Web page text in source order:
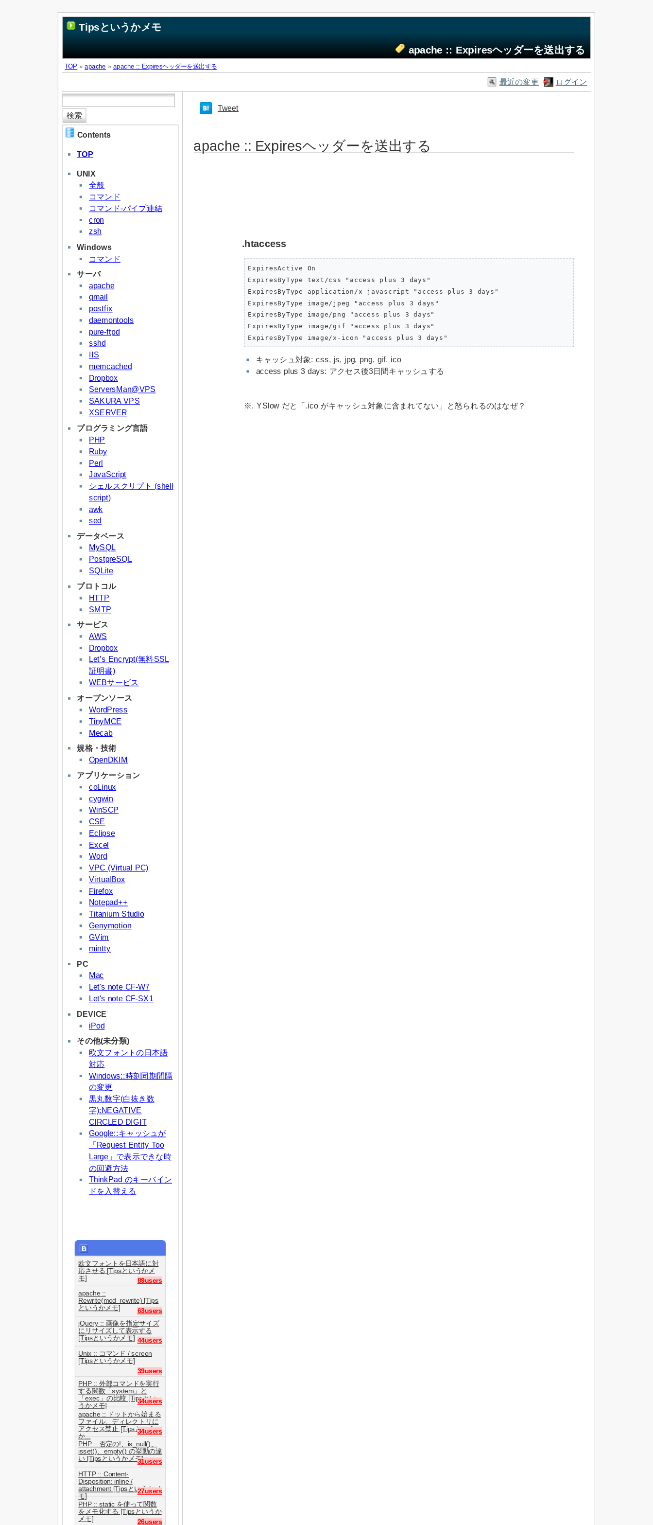
Tipsというかメモ
apache :: Expiresヘッダーを送出する
TOP »apache » apache :: Expiresヘッダーを送出する
最近の変更 ログイン
Contents
TOP
UNIX
全般
コマンド
コマンド-パイプ連結
cron
zsh
Windows
コマンド
サーバ
apache
qmail
postfix
daemontools
pure-ftpd
sshd
IIS
memcached
Dropbox
ServersMan@VPS
SAKURA VPS
XSERVER
プログラミング言語
PHP
Ruby
Perl
JavaScript
シェルスクリプト (shell
script)
awk
sed
データベース
MySQL
PostgreSQL
SQLite
プロトコル
HTTP
SMTP
サービス
AWS
Dropbox
Let’s Encrypt(無料SSL
証明書)
WEBサービス
オープンソース
WordPress
TinyMCE
Mecab
規格・技術
OpenDKIM
アプリケーション
coLinux
cygwin
WinSCP
CSE
Eclipse
Excel
Word
VPC (Virtual PC)
VirtualBox
Firefox
Notepad++
Titanium Studio
Genymotion
GVim
mintty
PC
Mac
Let's note CF-W7
Let's note CF-SX1
DEVICE
iPod
その他(未分類)
欧文フォントの日本語
対応
Windows::時刻同期間隔
の変更
黒丸数字(白抜き数
字):NEGATIVE
CIRCLED DIGIT
Google::キャッシュが
「Request Entity Too
Large」で表示できな時
の回避方法
ThinkPad のキーバイン
ドを入替える
欧文フォントを日本語に対
応させる [Tipsというかメ
モ]
89users
apache ::
Rewrite(mod_rewrite) [Tips
というかメモ]
63users
jQuery :: 画像を指定サイズ
にリサイズして表示する
[Tipsというかメモ] 44users
Unix :: コマンド / screen
[Tipsというかメモ]
39users
PHP :: 外部コマンドを実行
する関数「system」と
「exec」の比較 [Tipsとい
うかメモ]
34users
apache :: ドットから始まる
ファイル、ディレクトリに
アクセス禁止 [Tipsという
か...
34users
PHP :: 否定の!、is_null()、
isset()、empty() の挙動の違
い [Tipsというかメモ]31users
HTTP :: Content-
Disposition: inline /
attachment [Tipsというかメ
モ]
27users
PHP :: static を使って関数
をメモ化する [Tipsというか
メモ]
26users
Tweet
apache :: Expiresヘッダーを送出する
.htaccess
ExpiresActive On
ExpiresByType text/css "access plus 3 days"
ExpiresByType application/x-javascript "access plus 3 days"
ExpiresByType image/jpeg "access plus 3 days"
ExpiresByType image/png "access plus 3 days"
ExpiresByType image/gif "access plus 3 days"
キャッシュ対象: css, js, jpg, png, gif, ico
access plus 3 days: アクセス後3日間キャッシュする
※. YSlow だと「.ico がキャッシュ対象に含まれてない」と怒られるのはなぜ？